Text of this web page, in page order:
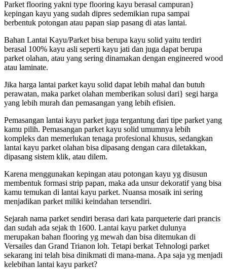
Parket flooring yakni type flooring kayu berasal campuran}
kepingan kayu yang sudah dipres sedemikian rupa sampai
berbentuk potongan atau papan siap pasang di atas lantai.
Bahan Lantai Kayu/Parket bisa berupa kayu solid yaitu terdiri
berasal 100% kayu asli seperti kayu jati dan juga dapat berupa
parket olahan, atau yang sering dinamakan dengan engineered wood
atau laminate.
Jika harga lantai parket kayu solid dapat lebih mahal dan butuh
perawatan, maka parket olahan memberikan solusi dari} segi harga
yang lebih murah dan pemasangan yang lebih efisien.
Pemasangan lantai kayu parket juga tergantung dari tipe parket yang
kamu pilih. Pemasangan parket kayu solid umumnya lebih
kompleks dan memerlukan tenaga profesional khusus, sedangkan
lantai kayu parket olahan bisa dipasang dengan cara diletakkan,
dipasang sistem klik, atau dilem.
Karena menggunakan kepingan atau potongan kayu yg disusun
membentuk formasi strip papan, maka ada unsur dekoratif yang bisa
kamu temukan di lantai kayu parket. Nuansa mosaik ini sering
menjadikan parket miliki keindahan tersendiri.
Sejarah nama parket sendiri berasa dari kata parqueterie dari prancis
dan sudah ada sejak th 1600. Lantai kayu parket dulunya
merupakan bahan flooring yg mewah dan bisa ditemukan di
Versailes dan Grand Trianon loh. Tetapi berkat Tehnologi parket
sekarang ini telah bisa dinikmati di mana-mana. Apa saja yg menjadi
kelebihan lantai kayu parket?